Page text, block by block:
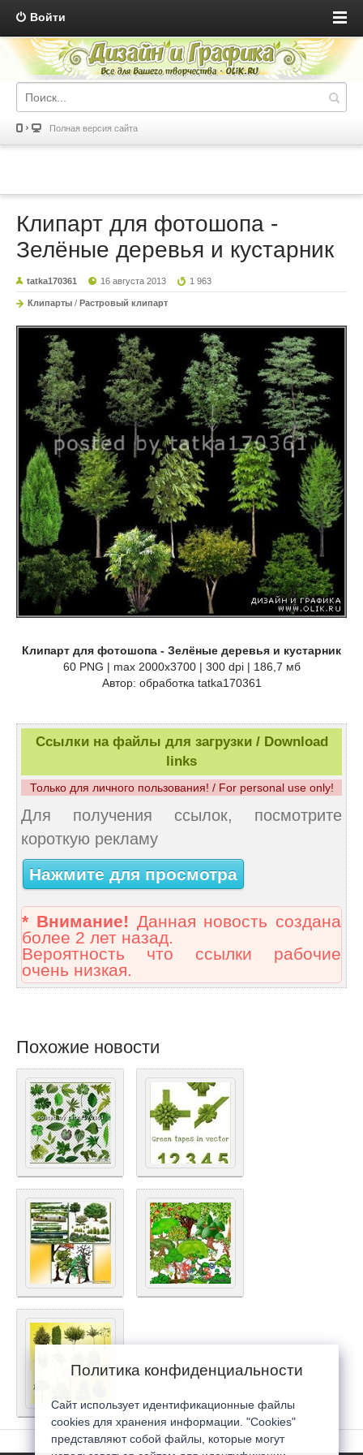
Войти
Полная версия сайта
Клипарт для фотошопа -
Зелёные деревья и кустарник
tatka170361 16 августа 2013 1 963
Клипарты / Растровый клипарт
Клипарт для фотошопа - Зелёные деревья и кустарник
60 PNG | max 2000x3700 | 300 dpi | 186,7 мб
Автор: обработка tatka170361
Ссылки на файлы для загрузки / Download
links
Только для личного пользования! / For personal use only!
Для получения ссылок, посмотрите
короткую рекламу
Нажмите для просмотра
* Внимание! Данная новость создана
более 2 лет назад.
Вероятность что ссылки рабочие
очень низкая.
Похожие новости
Политика конфиденциальности
Сайт использует идентификационные файлы
cookies для хранения информации. "Cookies"
представляют собой файлы, которые могут